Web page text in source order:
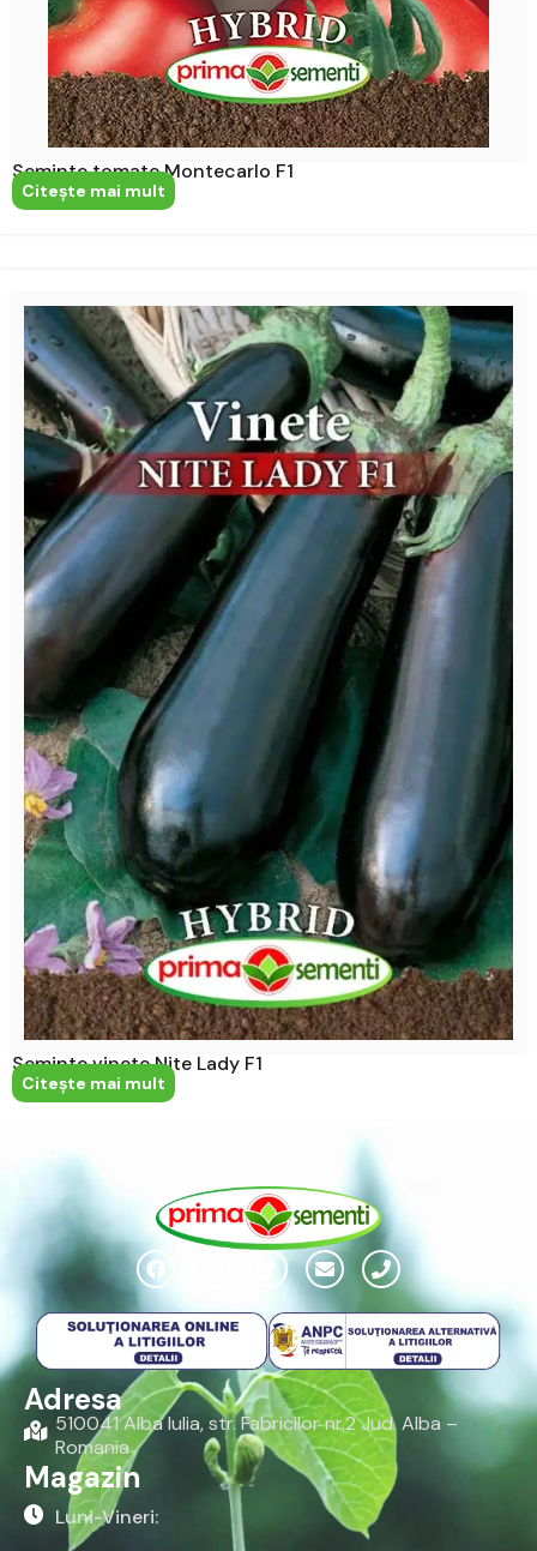
Seminte tomate Montecarlo F1
Citeşte mai mult
Seminte vinete Nite Lady F1
Citeşte mai mult
Adresa
510041 Alba Iulia, str. Fabricilor nr.2 Jud. Alba –
Romania
Magazin
Luni-Vineri: